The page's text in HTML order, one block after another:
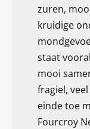
zuren,
kruidige
staat
mooi
fragiel,
einde toe
Fourcroy